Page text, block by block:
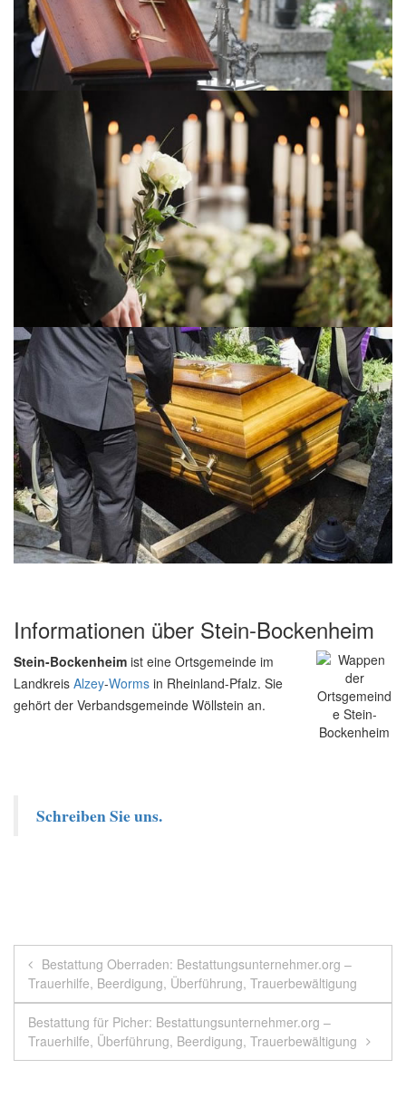
Informationen über Stein-Bockenheim
Stein-Bockenheim ist eine Ortsgemeinde im
Landkreis Alzey-Worms in Rheinland-Pfalz. Sie
gehört der Verbandsgemeinde Wöllstein an.
Schreiben Sie uns.
Beitragsnavigation
Bestattung Oberraden: Bestattungsunternehmer.org –
Trauerhilfe, Beerdigung, Überführung, Trauerbewältigung
Bestattung für Picher: Bestattungsunternehmer.org –
Trauerhilfe, Überführung, Beerdigung, Trauerbewältigung